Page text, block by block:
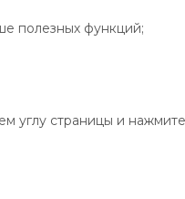
полезных функций;
углу страницы и